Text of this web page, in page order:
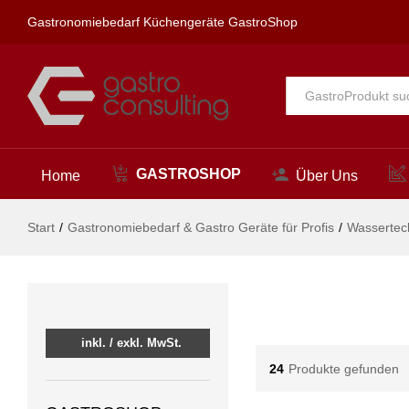
Gastronomiebedarf Küchengeräte GastroShop
Alle
Home GASTROSHOP Über Uns
Start / Gastronomiebedarf & Gastro Geräte für Profis /
24 Produkte gefunden
inkl. / exkl. MwSt.